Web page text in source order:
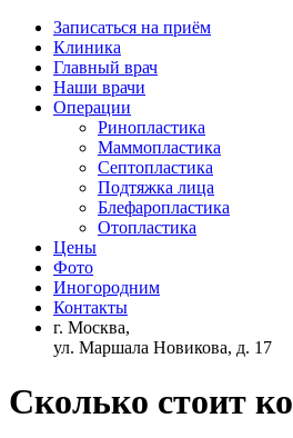
Записаться на приём
Клиника
Главный врач
Наши врачи
Операции
Ринопластика
Маммопластика
Септопластика
Подтяжка лица
Блефаропластика
Отопластика
Цены
Фото
Иногородним
Контакты
г. Москва,
ул. Маршала Новикова, д. 17
Сколько стоит ко